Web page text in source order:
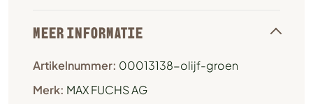
MEER INFORMATIE
Artikelnummer: 00013138-olijf-groen
Merk: MAX FUCHS AG